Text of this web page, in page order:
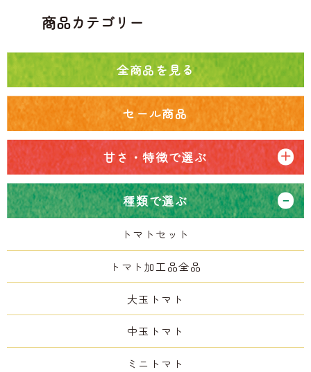
商品カテゴリー
全商品を見る
セール商品
甘さ・特徴で選ぶ
種類で選ぶ
トマトセット
トマト加工品全品
大玉トマト
中玉トマト
ミニトマト